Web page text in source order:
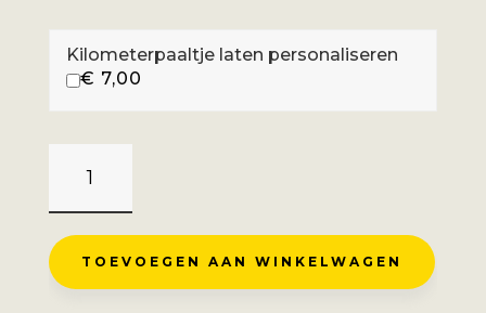
Kilometerpaaltje laten personaliseren
€ 7,00
RESTEFOND
-
ROUTE
TOEVOEGEN AAN WINKELWAGEN